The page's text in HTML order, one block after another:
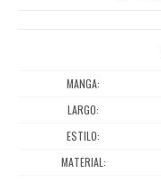
MANGA
LARGO
ESTILO
MATERIAL